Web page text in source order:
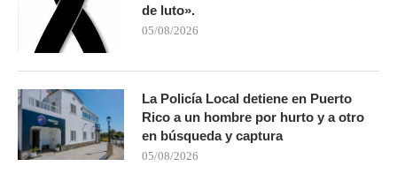
de luto».
05/08/2026
La Policía Local detiene en Puerto
Rico a un hombre por hurto y a otro
en búsqueda y captura
05/08/2026